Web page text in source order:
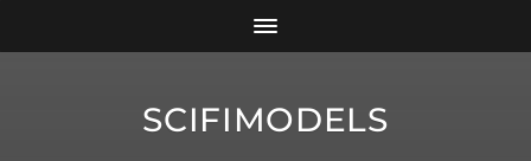
SCIFIMODELS